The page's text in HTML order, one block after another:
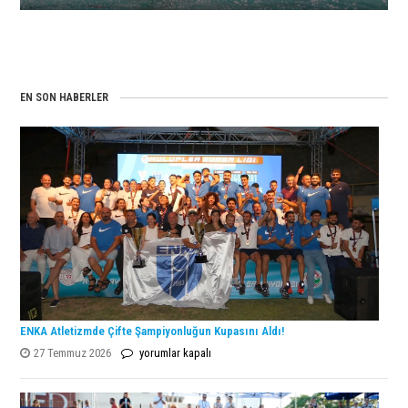
EN SON HABERLER
ENKA Atletizmde Çifte Şampiyonluğun Kupasını Aldı!
27 Temmuz 2026
ENKA
Çifte
yorumlar kapalı